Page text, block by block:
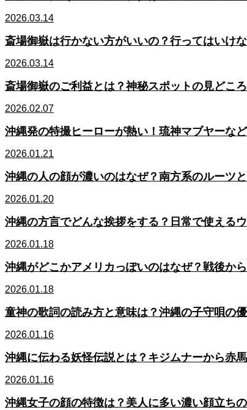
2026.03.14
斎場御嶽は行かない方がいいの？行ってはいけ
2026.03.14
斎場御嶽のご利益とは？神秘スポットの見どこ
2026.02.07
沖縄発の特撮ヒーローが熱い！琉神マブヤーな
2026.01.21
沖縄の人の顔が濃いのはなぜ？南方系のルーツ
2026.01.20
沖縄の方言でどんな挨拶をする？日常で使える
2026.01.18
沖縄がどこかアメリカっぽいのはなぜ？戦後か
2026.01.18
童神の歌詞の読み方と意味は？沖縄の子守唄の
2026.01.16
沖縄に伝わる妖怪伝説とは？キジムナーから赤
2026.01.16
沖縄女子の顔の特徴は？美人に多い濃い顔立ち